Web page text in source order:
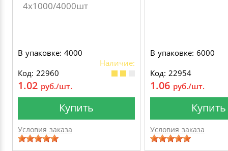
4х1000/4000шт
В упаковке: 4000
Наличие:
Код: 22960
1.02 руб./шт.
Купить
Условия заказа
В упаковке: 6000
Код: 22954
1.06 руб./шт.
Купить
Условия заказа